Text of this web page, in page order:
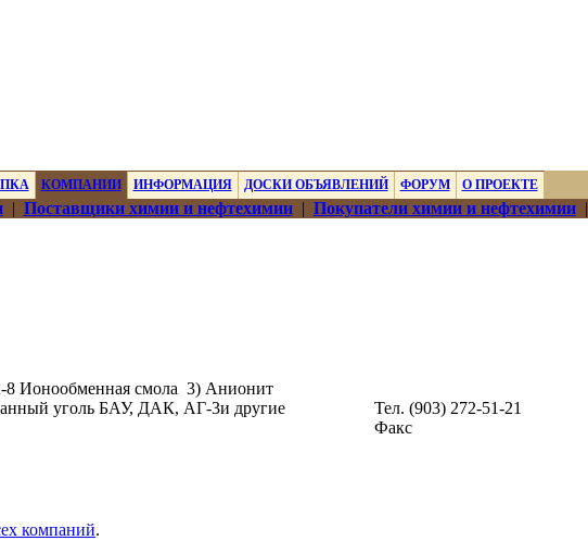
КОМПАНИИ ИНФОРМАЦИЯ ДОСКИ ОБЪЯВЛЕНИЙ ФОРУМ О ПРОЕКТЕ
| Поставщики химии и нефтехимии| Покупатели химии и нефтехимии|
8 Ионообменная смола 3) Анионит
уголь БАУ, ДАК, АГ-3и другие
Тел. (903) 272-51-21
Факс
компаний.